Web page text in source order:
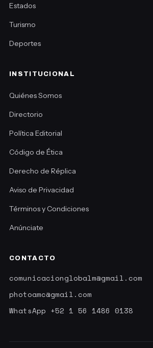
Estados
Turismo
Deportes
INSTITUCIONAL
Quiénes Somos
Directorio
Política Editorial
Código de Ética
Derecho de Réplica
Aviso de Privacidad
Términos y Condiciones
Anúnciate
CONTACTO
comunicacionglobalm@gmail.com
photoamc@gmail.com
WhatsApp +52 1 56 1486 0138